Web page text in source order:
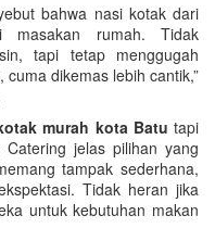
bahwa nasi kotak dari
masakan rumah. Tidak
tapi tetap menggugah
dikemas lebih cantik,”
murah kota Batu tapi
jelas pilihan yang
tampak sederhana,
Tidak heran jika
untuk kebutuhan makan